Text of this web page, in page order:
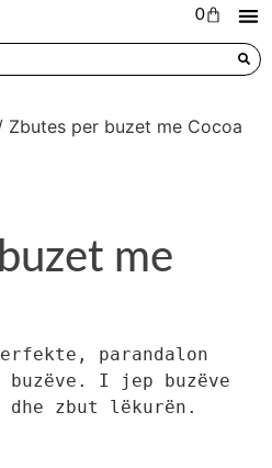
0
Zbutes per buzet me Cocoa
me
parandalon
I jep buzëve
zbut lëkurën.